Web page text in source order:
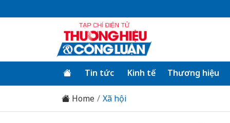
Tin tức Kinh tế Thương hiệu
Home Xã hội